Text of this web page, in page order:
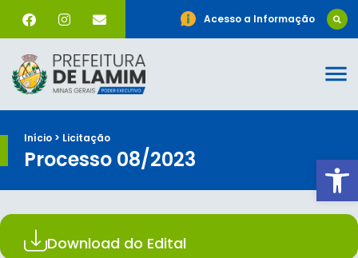
Acesso a Informação
Início > Licitação
Processo 08/2023
Download do Edital